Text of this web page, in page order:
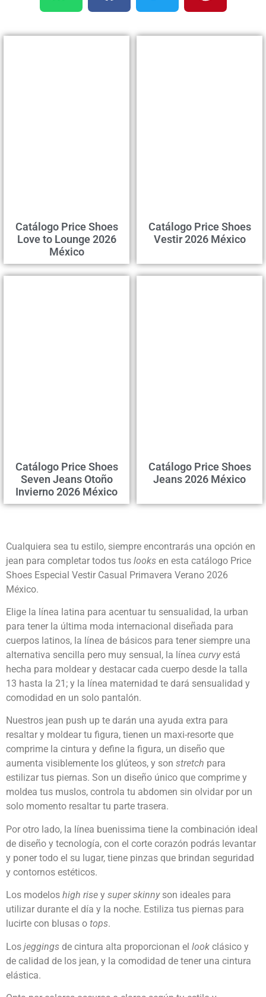
Catálogo Price Shoes
Love to Lounge 2026
México
Catálogo Price Shoes
Vestir 2026 México
Catálogo Price Shoes
Seven Jeans Otoño
Invierno 2026 México
Catálogo Price Shoes
Jeans 2026 México
Cualquiera sea tu estilo, siempre encontrarás una opción en
jean para completar todos tus looks en esta catálogo Price
Shoes Especial Vestir Casual Primavera Verano 2026
México.
Elige la línea latina para acentuar tu sensualidad, la urban
para tener la última moda internacional diseñada para
cuerpos latinos, la línea de básicos para tener siempre una
alternativa sencilla pero muy sensual, la línea curvyestá
hecha para moldear y destacar cada cuerpo desde la talla
13 hasta la 21; y la línea maternidad te dará sensualidad y
comodidad en un solo pantalón.
Nuestros jean push up te darán una ayuda extra para
resaltar y moldear tu figura, tienen un maxi-resorte que
comprime la cintura y define la figura, un diseño que
aumenta visiblemente los glúteos, y son stretch para
estilizar tus piernas. Son un diseño único que comprime y
moldea tus muslos, controla tu abdomen sin olvidar por un
solo momento resaltar tu parte trasera.
Por otro lado, la línea buenissima tiene la combinación ideal
de diseño y tecnología, con el corte corazón podrás levantar
y poner todo el su lugar, tiene pinzas que brindan seguridad
y contornos estéticos.
Los modelos high rise y super skinnyson ideales para
utilizar durante el día y la noche. Estiliza tus piernas para
lucirte con blusas o tops.
Los jeggings de cintura alta proporcionan el look clásico y
de calidad de los jean, y la comodidad de tener una cintura
elástica.